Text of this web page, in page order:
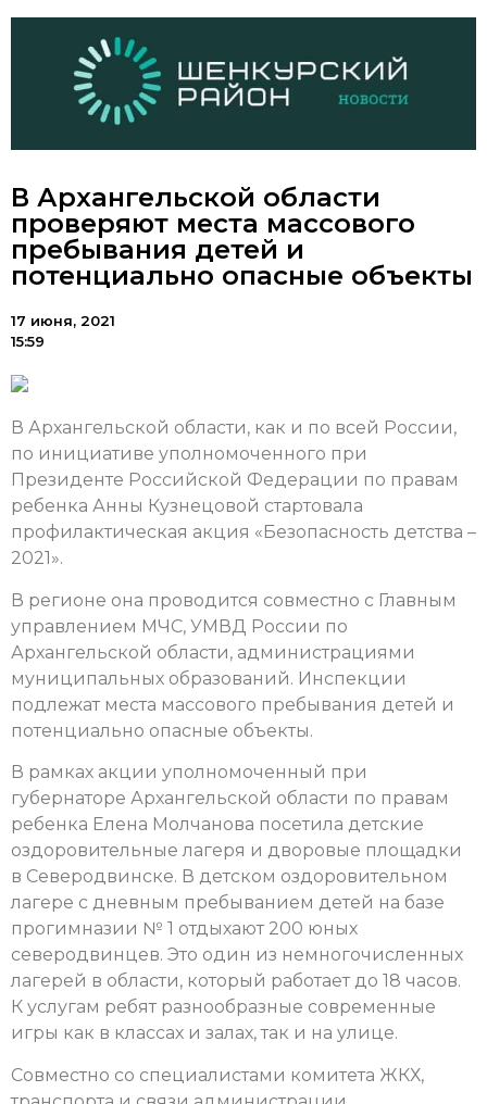
В Архангельской области
проверяют места массового
пребывания детей и
потенциально опасные объекты
17 июня, 2021
15:59
В Архангельской области, как и по всей России,
по инициативе уполномоченного при
Президенте Российской Федерации по правам
ребенка Анны Кузнецовой стартовала
профилактическая акция «Безопасность детства –
2021».
В регионе она проводится совместно с Главным
управлением МЧС, УМВД России по
Архангельской области, администрациями
муниципальных образований. Инспекции
подлежат места массового пребывания детей и
потенциально опасные объекты.
В рамках акции уполномоченный при
губернаторе Архангельской области по правам
ребенка Елена Молчанова посетила детские
оздоровительные лагеря и дворовые площадки
в Северодвинске. В детском оздоровительном
лагере с дневным пребыванием детей на базе
прогимназии № 1 отдыхают 200 юных
северодвинцев. Это один из немногочисленных
лагерей в области, который работает до 18 часов.
К услугам ребят разнообразные современные
игры как в классах и залах, так и на улице.
Совместно со специалистами комитета ЖКХ,